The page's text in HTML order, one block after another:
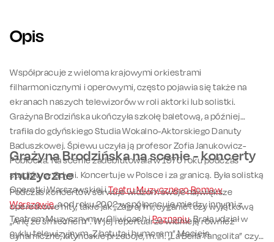
Opis
Współpracuje z wieloma krajowymi orkiestrami
filharmonicznymi i operowymi, często pojawia się także na
ekranach naszych telewizorów w roli aktorki lub solistki.
Grażyna Brodzińska ukończyła szkołę baletową, a później
trafiła do gdyńskiego Studia Wokalno-Aktorskiego Danuty
Baduszkowej. Śpiewu uczyła ją profesor Zofia Janukowicz-
Pobłocka. Na scenie zadebiutowała w 1970 roku podczas
studiów w Gdyni. Koncertuje w Polsce i za granicą. Była solistką
Operetki Warszawskiej iTeatru Muzycznego Roma w
Warszawie, a od roku 2002 współpracuje między innymi z
Teatrem Muzycznym w Gliwicach iPoznaniu. Brała udział w
cyklu telewizyjnym „Z batutą i humorem” Macieja
Grażyna Brodzińska na scenie - koncerty
muzyczne
Podczas koncertów serwuje widzom swoje największe
operetkowe hity, takie jak „Zagraj mi, cyganie” czy wyjątkową
„Arię ze śmiechem”. W jej repertuarze widnieją również
dynamiczne, latynoskie przeboje, m.in. „La Bella Tangolita” czy